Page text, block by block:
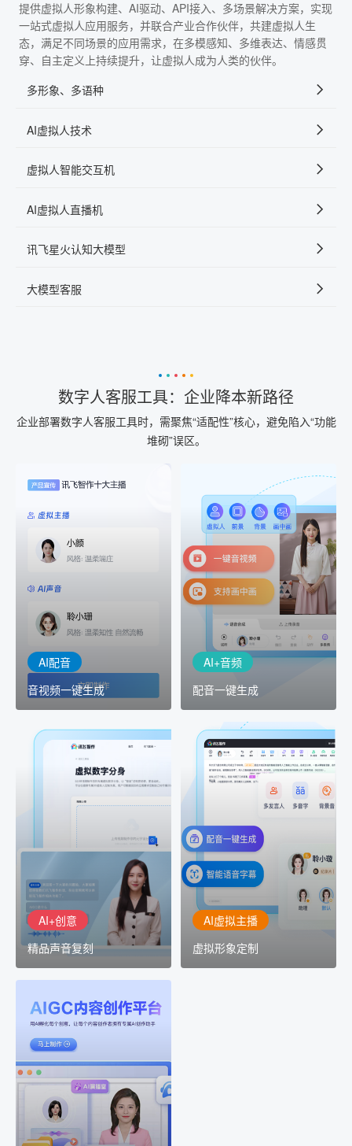
提供虚拟人形象构建、AI驱动、API接入、多场景解决方案，实现
一站式虚拟人应用服务，并联合产业合作伙伴，共建虚拟人生
态，满足不同场景的应用需求，在多模感知、多维表达、情感贯
穿、自主定义上持续提升，让虚拟人成为人类的伙伴。
多形象、多语种
AI虚拟人技术
虚拟人智能交互机
AI虚拟人直播机
讯飞星火认知大模型
大模型客服
数字人客服工具：企业降本新路径
企业部署数字人客服工具时，需聚焦“适配性”核心，避免陷入“功能
堆砌”误区。
AI配音
音视频一键生成
AI配音
音视频一键生成
室"中输入文本或录音，一
出
AI+音频
配音一键生成
AI+音频
配音一键生成
AI+音频：基于全球领先的
TTS能力打造的AI音频制作
工具，输入文本、选择发
音人即可一键生成专业音
AI+创意
精品声音复刻
AI+创意
精品声音复刻
AI+创意：AIGC 能力集中
展示窗口，体验 AIGC 给
生活和生产带来的改变
AI虚拟主播
虚拟形象定制
讯飞智作：让每一个内容
创作者高效生产灵活定制
AIGC平台
用AI孵化每个创意
讯飞AIGC平台：让每个创
作者都拥有自己的专注AI
创作助手